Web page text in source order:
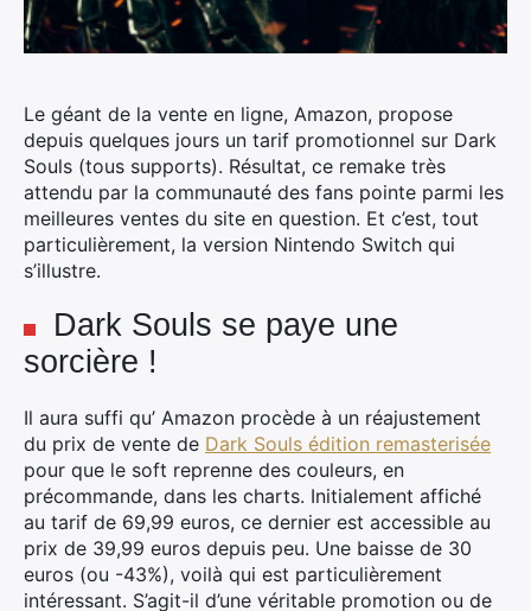
Le géant de la vente en ligne, Amazon, propose
depuis quelques jours un tarif promotionnel sur Dark
Souls (tous supports). Résultat, ce remake très
attendu par la communauté des fans pointe parmi les
meilleures ventes du site en question. Et c’est, tout
particulièrement, la version Nintendo Switch qui
s’illustre.
Dark Souls se paye une
sorcière !
Il aura suffi qu’ Amazon procède à un réajustement
du prix de vente de Dark Souls édition remasterisée
pour que le soft reprenne des couleurs, en
précommande, dans les charts. Initialement affiché
au tarif de 69,99 euros, ce dernier est accessible au
prix de 39,99 euros depuis peu. Une baisse de 30
euros (ou -43%), voilà qui est particulièrement
intéressant. S’agit-il d’une véritable promotion ou de